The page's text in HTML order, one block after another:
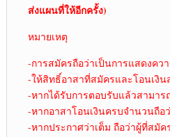
ส่งแผนที่ให้อีกครั้ง)
หมายเหตุ
-การสมัครถือว่าเป็นการแสดงคว
-ให้สิทธิ์อาสาที่สมัครและโอนเงิ
-หากได้รับการตอบรับแล้วสามาร
-หากอาสาโอนเงินครบจำนวนถือ
-หากประกาศว่าเต็ม ถือว่าผู้ที่สมั